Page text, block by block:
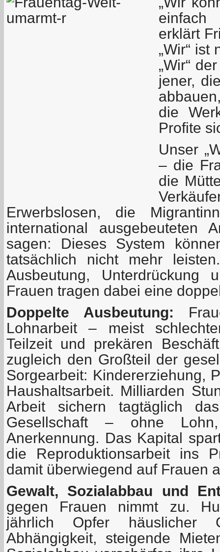
erklärt
„Wir“ ist
„Wir“
jener,
die
Profite
Unser
– die
die
Erwerbslosen, die
international ausgebeuteten
sagen: Dieses System
tatsächlich nicht mehr
Ausbeutung, Unterdrückung
Frauen tragen dabei eine
Doppelte Ausbeutung:
Lohnarbeit – meist
Teilzeit und prekären
zugleich den Großteil der
Sorgearbeit: Kindererziehung,
Haushaltsarbeit. Milliarden
Arbeit sichern tagtäglich
Gesellschaft – ohne
Anerkennung. Das Kapital
die Reproduktionsarbeit ins
damit überwiegend auf Frauen
Gewalt, Sozialabbau und
gegen Frauen nimmt zu.
jährlich Opfer häuslicher
Abhängigkeit, steigende